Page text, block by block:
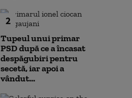
2
Tupeul unui primar
PSD după ce a încasat
despăgubiri pentru
secetă, iar apoi a
vândut...